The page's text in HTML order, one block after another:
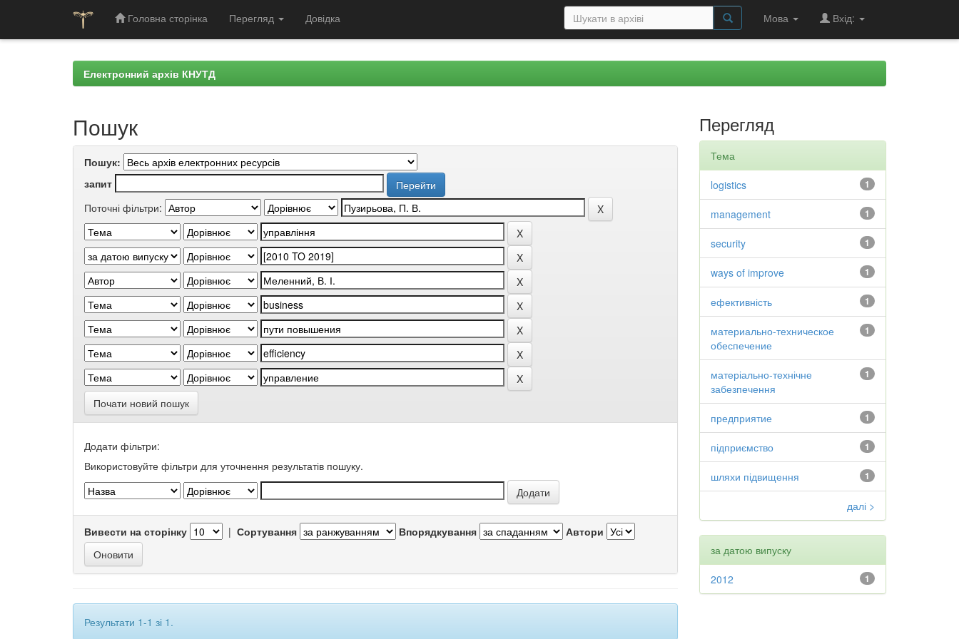
Головна сторінка Перегляд Довідка Мова Вхід:
Електронний архів КНУТД
Пошук
Пошук:
запит
Поточні фільтри:
Почати новий пошук
Додати фільтри:
Використовуйте фільтри для уточнення результатів пошуку.
Вивести на сторінку | Сортування Впорядкування Автори
Результати 1-1 зі 1.
Перегляд
Тема
1
logistics
1
management
1
security
1
ways of improve
1
ефективність
1
материально-техническое
обеспечение
1
матеріально-технічне
забезпечення
1
предприятие
1
підприємство
1
шляхи підвищення
далі >
за датою випуску
1
2012